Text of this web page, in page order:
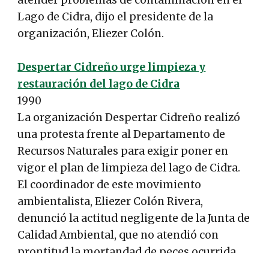
Lago de Cidra, dijo el presidente de la
organización, Eliezer Colón.
Despertar Cidreño urge limpieza y
restauración del lago de Cidra
1990
La organización Despertar Cidreño realizó
una protesta frente al Departamento de
Recursos Naturales para exigir poner en
vigor el plan de limpieza del lago de Cidra.
El coordinador de este movimiento
ambientalista, Eliezer Colón Rivera,
denunció la actitud negligente de la Junta de
Calidad Ambiental, que no atendió con